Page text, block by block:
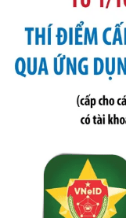
phạt vi phạm
Ngày ban hành: 21/
Số kí hiệu:291/
Tên: Nghị định số
đổi, bổ sung một
ngày 19 tháng 10
phạt vi phạm
sung bởi Nghị
Số kí hiệu:
Tên: Quyết định
ban hành, được